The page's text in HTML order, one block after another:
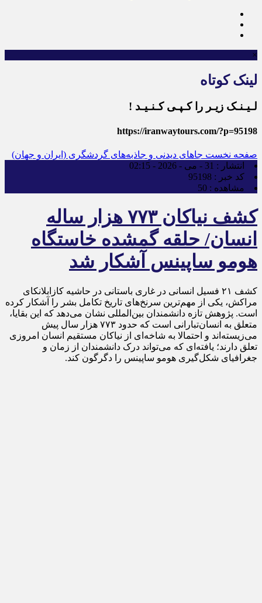
×
لینک کوتاه
لـیـنـک زیـر را کـپـی کـنـیـد !
https://iranwaytours.com/?p=95198
صفحه نخست جاهای دیدنی و جاذبه‌های گردشگری (ایران و جهان)
انتشار : 31 - می - 2026 - 02:15
کد خبر : 95198
مشاهده : 50
کشف نیاکان ۷۷۳ هزار ساله
انسان/ حلقه گمشده خاستگاه
هومو ساپینس آشکار شد
کشف ۲۱ فسیل انسانی در غاری باستانی در حاشیه کازابلانکای
مراکش، یکی از مهم‌ترین سرنخ‌های تاریخ تکامل بشر را آشکار کرده
است. پژوهش تازه دانشمندان بین‌المللی نشان می‌دهد که این بقایا،
متعلق به انسان‌تبارانی است که حدود ۷۷۳ هزار سال پیش
می‌زیسته‌اند و احتمالا به شاخه‌ای از نیاکان مستقیم انسان امروزی
تعلق دارند؛ یافته‌ای که می‌تواند درک دانشمندان از زمان و
جغرافیای شکل‌گیری هومو ساپینس را دگرگون کند.